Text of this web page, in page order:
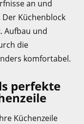
an und
Küchenblock
. Aufbau und
die
komfortabel.
perfekte
Küchenzeile